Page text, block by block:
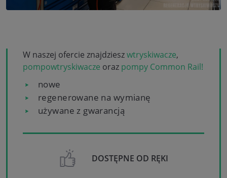
W naszej ofercie znajdzieszwtryskiwacze,
pompowtryskiwacze oraz pompy Common Rail!
nowe
regenerowane na wymianę
używane z gwarancją
DOSTĘPNE OD RĘKI